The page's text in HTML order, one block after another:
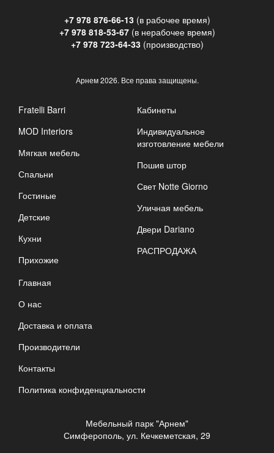
+7 978 876-66-13(в рабочее время)
+7 978 818-53-67(в нерабочее время)
+7 978 723-64-33(производство)
Арнем2026. Все права защищены.
Fratelli Barri
MOD Interiors
Мягкая мебель
Спальни
Гостиные
Детские
Кухни
Прихожие
Кабинеты
Индивидуальное
изготовление мебели
Пошив штор
Свет Notte Giorno
Уличная мебель
Двери Dariano
РАСПРОДАЖА
Главная
О нас
Доставка и оплата
Производители
Контакты
Политика конфиденциальности
Мебельный парк "Арнем"
Симферополь, ул. Кечкеметская, 29